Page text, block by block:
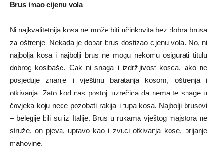
Brus imao cijenu vola
Ni najkvalitetnija kosa ne može biti učinkovita bez dobra brusa
za oštrenje. Nekada je dobar brus dostizao cijenu vola. No, ni
najbolja kosa i najbolji brus ne mogu nekomu osigurati titulu
dobrog kosibaše. Čak ni snaga i izdržljivost kosca, ako ne
posjeduje znanje i vještinu baratanja kosom, oštrenja i
otkivanja. Zato kod nas postoji uzrečica da nema te snage u
čovjeka koju neće pozobati rakija i tupa kosa. Najbolji brusovi
– belegije bili su iz Italije. Brus u rukama vještog majstora ne
struže, on pjeva, upravo kao i zvuci otkivanja kose, brijanje
mahovine.